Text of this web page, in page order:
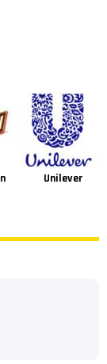
Unilever